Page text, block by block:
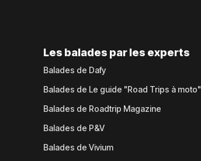
Les balades par les experts
Balades de Dafy
Balades de Le guide "Road Trips à moto"
Balades de Roadtrip Magazine
Balades de P&V
Balades de Vivium